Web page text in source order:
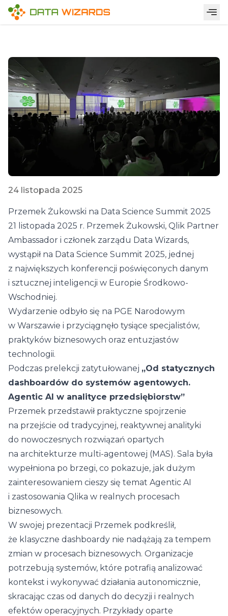
24 listopada 2025
Przemek Żukowski na Data Science Summit 2025
21 listopada 2025 r. Przemek Żukowski, Qlik Partner
Ambassador i członek zarządu Data Wizards,
wystąpił na Data Science Summit 2025, jednej
z największych konferencji poświęconych danym
i sztucznej inteligencji w Europie Środkowo-
Wschodniej.
Wydarzenie odbyło się na PGE Narodowym
w Warszawie i przyciągnęło tysiące specjalistów,
praktyków biznesowych oraz entuzjastów
technologii.
Podczas prelekcji zatytułowanej „Od statycznych
dashboardów do systemów agentowych.
Agentic AI w analityce przedsiębiorstw”
Przemek przedstawił praktyczne spojrzenie
na przejście od tradycyjnej, reaktywnej analityki
do nowoczesnych rozwiązań opartych
na architekturze multi-agentowej (MAS). Sala była
wypełniona po brzegi, co pokazuje, jak dużym
zainteresowaniem cieszy się temat Agentic AI
i zastosowania Qlika w realnych procesach
biznesowych.
W swojej prezentacji Przemek podkreślił,
że klasyczne dashboardy nie nadążają za tempem
zmian w procesach biznesowych. Organizacje
potrzebują systemów, które potrafią analizować
kontekst i wykonywać działania autonomicznie,
skracając czas od danych do decyzji i realnych
efektów operacyjnych. Przykłady oparte